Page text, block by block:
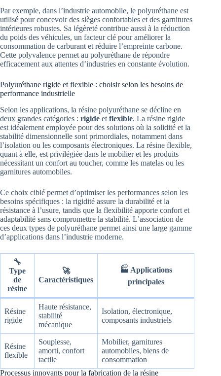
Par exemple, dans l’industrie automobile, le polyuréthane est
utilisé pour concevoir des sièges confortables et des garnitures
intérieures robustes. Sa légèreté contribue aussi à la réduction
du poids des véhicules, un facteur clé pour améliorer la
consommation de carburant et réduire l’empreinte carbone.
Cette polyvalence permet au polyuréthane de répondre
efficacement aux attentes d’industries en constante évolution.
Polyuréthane rigide et flexible : choisir selon les besoins de
performance industrielle
Selon les applications, la résine polyuréthane se décline en
deux grandes catégories : rigide et flexible. La résine rigide
est idéalement employée pour des solutions où la solidité et la
stabilité dimensionnelle sont primordiales, notamment dans
l’isolation ou les composants électroniques. La résine flexible,
quant à elle, est privilégiée dans le mobilier et les produits
nécessitant un confort au toucher, comme les matelas ou les
garnitures automobiles.
Ce choix ciblé permet d’optimiser les performances selon les
besoins spécifiques : la rigidité assure la durabilité et la
résistance à l’usure, tandis que la flexibilité apporte confort et
adaptabilité sans compromettre la stabilité. L’association de
ces deux types de polyuréthane permet ainsi une large gamme
d’applications dans l’industrie moderne.
🔧
Type
de
résine
🚀
Caractéristiques
🏭 Applications
principales
Résine
rigide
Haute résistance,
stabilité
mécanique
Isolation, électronique,
composants industriels
Résine
flexible
Souplesse,
amorti, confort
tactile
Mobilier, garnitures
automobiles, biens de
consommation
Processus innovants pour la fabrication de la résine